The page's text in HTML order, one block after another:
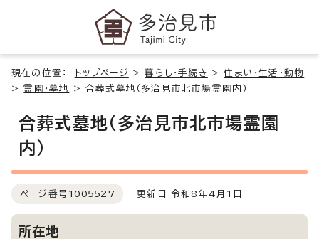
現在の位置： トップページ >暮らし・手続き >住まい・生活・動物
>霊園・墓地 >合葬式墓地（多治見市北市場霊園内）
合葬式墓地（多治見市北市場霊園
内）
ページ番号 1005527 更新日 令和8年4月1日
所在地